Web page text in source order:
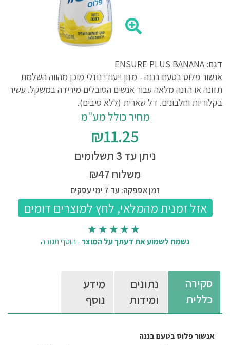
דגם: ENSURE PLUS BANANA
אנשור פלוס בטעם בננה - מזון ייעודי נוזלי מוכן מהווה השלמת
תזונה או הזנה מלאה עבור אנשים הסובלים מירידה במשקל. עשיר
בקלוריות וחלבונים. דל שארית (ללא סיבים).
מחיר כולל מע"מ
₪11.25
ניתן עד 3 תשלומים
משלוח ₪47
זמן אספקה: עד 7 ימי עסקים
נשמח לשמוע את דעתך על המוצר-הוסף תגובה
סקירה
כללית
נתונים
ומידות
מידע
נוסף
אנשור פלוס בטעם בננה